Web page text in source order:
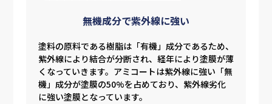
無機成分で紫外線に強い
塗料の原料である樹脂は「有機」成分であるため、
紫外線により結合が分断され、経年により塗膜が薄
くなっていきます。アミコートは紫外線に強い「無
機」成分が塗膜の50%を占めており、紫外線劣化
に強い塗膜となっています。